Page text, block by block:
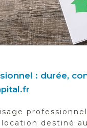
: durée,
destiné